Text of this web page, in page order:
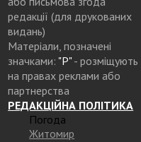
редакції (для друкованих
видань)
Матеріали, позначені
значками: "Р"- розміщують
на правах реклами або
партнерства
РЕДАКЦІЙНА ПОЛІТИКА
Погода
Житомир